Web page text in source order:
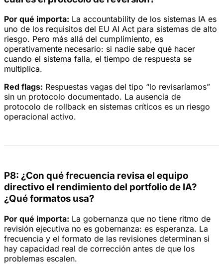
Por qué importa: La accountability de los sistemas IA es
uno de los requisitos del EU AI Act para sistemas de alto
riesgo. Pero más allá del cumplimiento, es
operativamente necesario: si nadie sabe qué hacer
cuando el sistema falla, el tiempo de respuesta se
multiplica.
Red flags: Respuestas vagas del tipo “lo revisaríamos”
sin un protocolo documentado. La ausencia de
protocolo de rollback en sistemas críticos es un riesgo
operacional activo.
P8: ¿Con qué frecuencia revisa el equipo
directivo el rendimiento del portfolio de IA?
¿Qué formatos usa?
Por qué importa: La gobernanza que no tiene ritmo de
revisión ejecutiva no es gobernanza: es esperanza. La
frecuencia y el formato de las revisiones determinan si
hay capacidad real de corrección antes de que los
problemas escalen.